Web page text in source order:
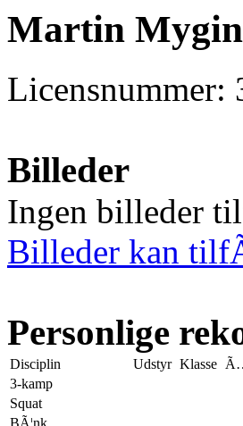
Martin
Billeder
Ingen billeder
Billeder kan
Personlige
Disciplin Udstyr Klasse
3-kamp
Squat
BÃ¦nk